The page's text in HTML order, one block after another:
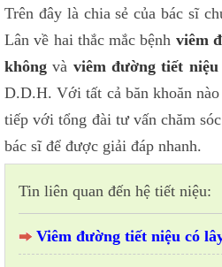
Trên đây là chia sẻ của bác sĩ
Lân về hai thắc mắc bệnh viêm
không và viêm đường tiết
D.D.H. Với tất cả băn khoăn
tiếp với tổng đài tư vấn chăm
bác sĩ để được giải đáp nhanh.
Tin liên quan đến hệ tiết niệu:
Viêm đường tiết niệu có